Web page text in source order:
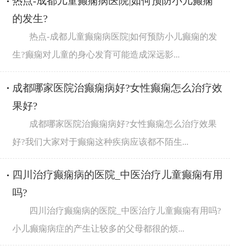
的发生?
热点-成都儿童癫痫病医院|如何预防小儿癫痫的发
生?癫痫对儿童的身心发育可能造成深远影...
成都哪家医院治癫痫病好?女性癫痫怎么治疗效
果好?
成都哪家医院治癫痫病好?女性癫痫怎么治疗效果
好?我们大家对于癫痫这种疾病应该都不陌生...
四川治疗癫痫病的医院_中医治疗儿童癫痫有用
吗?
四川治疗癫痫病的医院_中医治疗儿童癫痫有用吗?
小儿癫痫病症的产生让较多的父母都很的烦...